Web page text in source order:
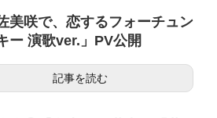
美咲で、恋するフォーチュン
ー 演歌ver.」PV公開
記事を読む